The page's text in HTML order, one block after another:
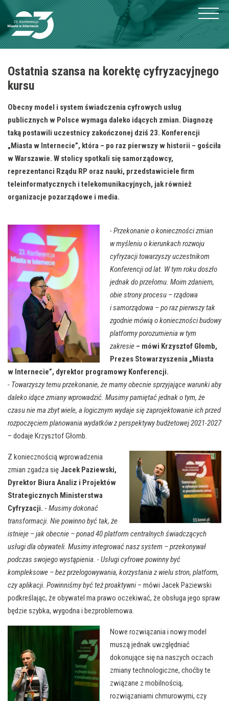
Ostatnia szansa na korektę cyfryzacyjnego
kursu
Obecny model i system świadczenia cyfrowych usług
publicznych w Polsce wymaga daleko idących zmian. Diagnozę
taką postawili uczestnicy zakończonej dziś 23. Konferencji
„Miasta w Internecie”, która – po raz pierwszy w historii – gościła
w Warszawie. W stolicy spotkali się samorządowcy,
reprezentanci Rządu RP oraz nauki, przedstawiciele firm
teleinformatycznych i telekomunikacyjnych, jak również
organizacje pozarządowe i media.
- Przekonanie o konieczności zmian
w myśleniu o kierunkach rozwoju
cyfryzacji towarzyszy uczestnikom
Konferencji od lat. W tym roku doszło
jednak do przełomu. Moim zdaniem,
obie strony procesu – rządowa
i samorządowa – po raz pierwszy tak
zgodnie mówią o konieczności budowy
platformy porozumienia w tym
zakresie – mówi Krzysztof Głomb,
Prezes Stowarzyszenia „Miasta
w Internecie”, dyrektor programowy Konferencji.
- Towarzyszy temu przekonanie, że mamy obecnie sprzyjające warunki aby
daleko idące zmiany wprowadzić. Musimy pamiętać jednak o tym, że
czasu nie ma zbyt wiele, a logicznym wydaje się zaprojektowanie ich przed
rozpoczęciem planowania wydatków z perspektywy budżetowej 2021-2027
– dodaje Krzysztof Głomb.
Z koniecznością wprowadzenia
zmian zgadza się Jacek Paziewski,
Dyrektor Biura Analiz i Projektów
Strategicznych Ministerstwa
Cyfryzacji. - Musimy dokonać
transformacji. Nie powinno być tak, że
istnieje – jak obecnie – ponad 40 platform centralnych świadczących
usługi dla obywateli. Musimy integrować nasz system – przekonywał
podczas swojego wystąpienia. - Usługi cyfrowe powinny być
kompleksowe – bez przelogowywania, korzystania z wielu stron, platform,
czy aplikacji. Powinniśmy być też proaktywni– mówi Jacek Paziewski
podkreślając, że obywatel ma prawo oczekiwać, że obsługa jego spraw
będzie szybka, wygodna i bezproblemowa.
Nowe rozwiązania i nowy model
muszą jednak uwzględniać
dokonujące się na naszych oczach
zmiany technologiczne, choćby te
związane z mobilnością,
rozwiązaniami chmurowymi, czy